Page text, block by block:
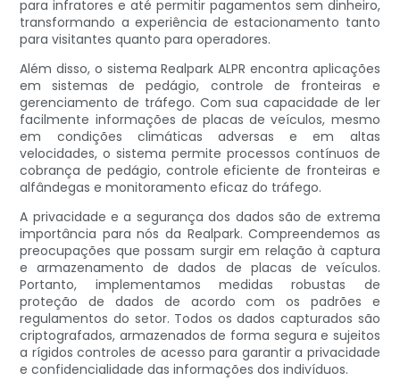
para infratores e até permitir pagamentos sem dinheiro,
transformando a experiência de estacionamento tanto
para visitantes quanto para operadores.
Além disso, o sistema Realpark ALPR encontra aplicações
em sistemas de pedágio, controle de fronteiras e
gerenciamento de tráfego. Com sua capacidade de ler
facilmente informações de placas de veículos, mesmo
em condições climáticas adversas e em altas
velocidades, o sistema permite processos contínuos de
cobrança de pedágio, controle eficiente de fronteiras e
alfândegas e monitoramento eficaz do tráfego.
A privacidade e a segurança dos dados são de extrema
importância para nós da Realpark. Compreendemos as
preocupações que possam surgir em relação à captura
e armazenamento de dados de placas de veículos.
Portanto, implementamos medidas robustas de
proteção de dados de acordo com os padrões e
regulamentos do setor. Todos os dados capturados são
criptografados, armazenados de forma segura e sujeitos
a rígidos controles de acesso para garantir a privacidade
e confidencialidade das informações dos indivíduos.